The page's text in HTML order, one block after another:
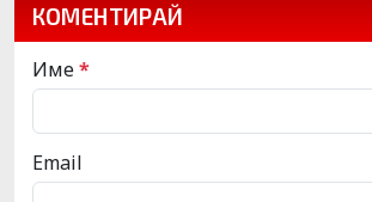
КОМЕНТИРАЙ
Име*
Email